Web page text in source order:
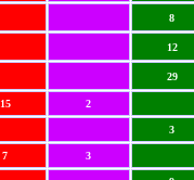
8
12
29
15 2
3
7 3